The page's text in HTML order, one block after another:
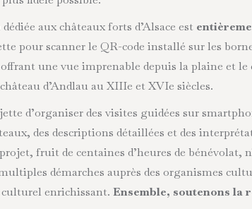
aux châteaux forts d’Alsace est
pour scanner le QR-code installé sur les
une vue imprenable depuis la plaine et le
d’Andlau au XIIIe et XVIe siècles.
d’organiser des visites guidées sur
des descriptions détaillées et des
fruit de centaines d’heures de bénévolat,
démarches auprès des organismes
enrichissant. Ensemble, soutenons la